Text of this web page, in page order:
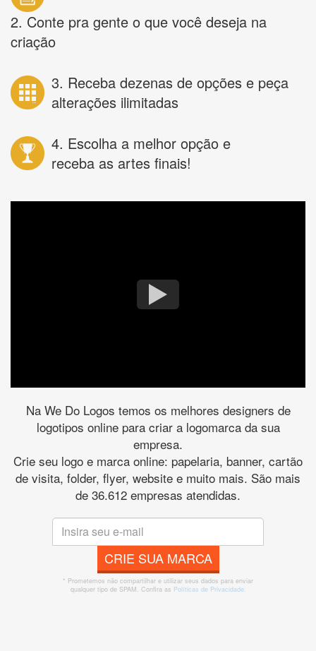
2. Conte pra gente o que você deseja na
criação
3. Receba dezenas de opções e peça
alterações ilimitadas
4. Escolha a melhor opção e
receba as artes finais!
Na We Do Logos temos os melhores designers de
logotipos online para criar a logomarca da sua
empresa.
Crie seu logo e marca online: papelaria, banner, cartão
de visita, folder, flyer, website e muito mais. São mais
de 36.612 empresas atendidas.
CRIE SUA MARCA
* Prometemos não compartilhar e utilizar seus dados para enviar
qualquer tipo de SPAM. Confira as Políticas de Privacidade.